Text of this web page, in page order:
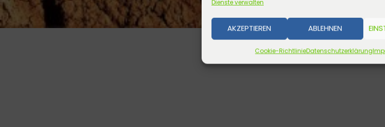
Dienste verwalten
AKZEPTIEREN ABLEHNEN
Cookie-RichtlinieDatenschutzerklärung